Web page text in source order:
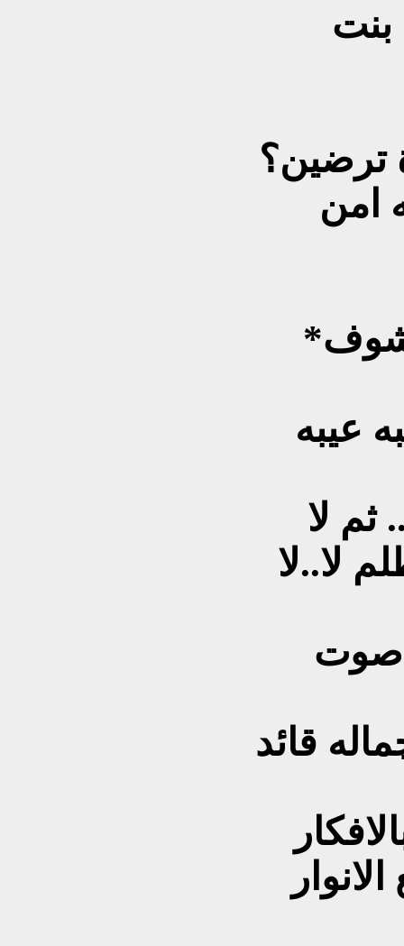
بنت
ترضين؟
امن
*اگعد (زهاوي) اوشوف شوف
عيبه
ثم لا
لا..لا
صوت
قائد